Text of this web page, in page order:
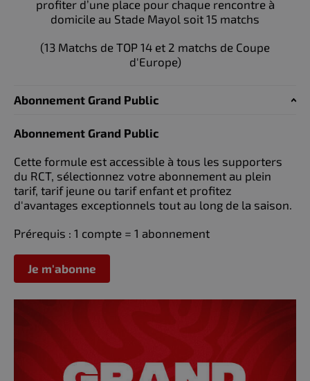
profiter d’une place pour chaque rencontre à
domicile au Stade Mayol soit 15 matchs
(13 Matchs de TOP 14 et 2 matchs de Coupe
d'Europe)
Abonnement Grand Public
Abonnement Grand Public
Cette formule est accessible à tous les supporters
du RCT, sélectionnez votre abonnement au plein
tarif, tarif jeune ou tarif enfant et profitez
d'avantages exceptionnels tout au long de la saison.
Prérequis : 1 compte = 1 abonnement
Je m'abonne